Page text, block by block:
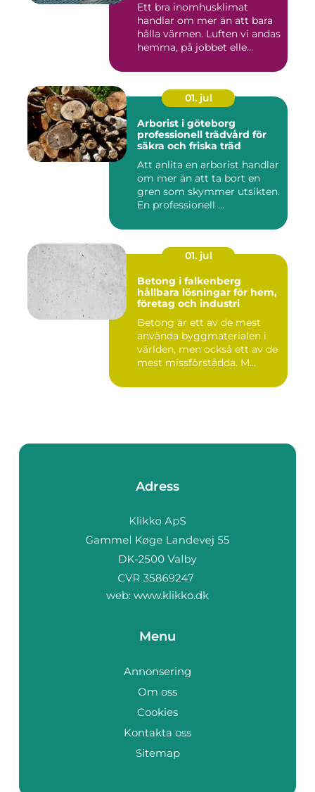
Ett bra inomhusklimat
handlar om mer än att bara
hålla värmen. Luften vi andas
hemma, på jobbet elle...
01. jul
Arborist i göteborg
professionell trädvård för
säkra och friska träd
Att anlita en arborist handlar
om mer än att ta bort en
gren som skymmer utsikten.
En professionell ...
01. jul
Betong i falkenberg
hållbara lösningar för hem,
företag och industri
Betong är ett av de mest
använda byggmaterialen i
världen, men också ett av de
mest missförstådda. M...
Adress
web: www.klikko.dk
Menu
Annonsering
Om oss
Cookies
Kontakta oss
Sitemap